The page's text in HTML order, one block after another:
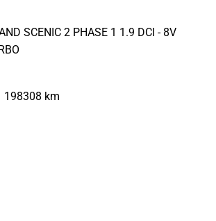
SCENIC 2 PHASE 1 1.9 DCI - 8V
198308 km